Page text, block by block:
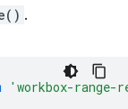
.
'workbox-range-